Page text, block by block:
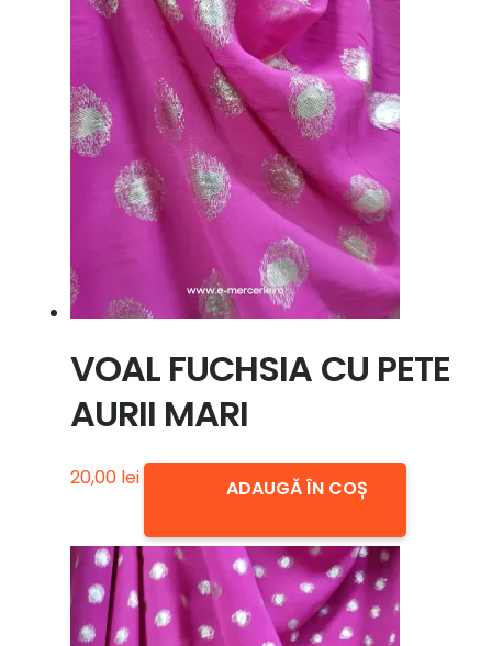
VOAL FUCHSIA CU PETE
AURII MARI
20,00 lei ADAUGĂ ÎN COȘ